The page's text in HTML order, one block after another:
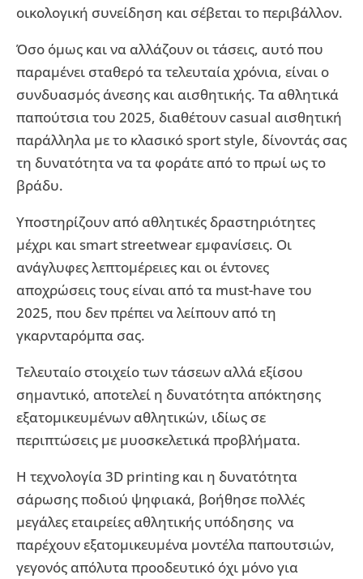
οικολογική συνείδηση και σέβεται το περιβάλλον.
Όσο όμως και να αλλάζουν οι τάσεις, αυτό που
παραμένει σταθερό τα τελευταία χρόνια, είναι ο
συνδυασμός άνεσης και αισθητικής. Τα αθλητικά
παπούτσια του 2025, διαθέτουν casual αισθητική
παράλληλα με το κλασικό sport style, δίνοντάς σας
τη δυνατότητα να τα φοράτε από το πρωί ως το
βράδυ.
Υποστηρίζουν από αθλητικές δραστηριότητες
μέχρι και smart streetwear εμφανίσεις. Οι
ανάγλυφες λεπτομέρειες και οι έντονες
αποχρώσεις τους είναι από τα must-have του
2025, που δεν πρέπει να λείπουν από τη
γκαρνταρόμπα σας.
Τελευταίο στοιχείο των τάσεων αλλά εξίσου
σημαντικό, αποτελεί η δυνατότητα απόκτησης
εξατομικευμένων αθλητικών, ιδίως σε
περιπτώσεις με μυοσκελετικά προβλήματα.
Η τεχνολογία 3D printing και η δυνατότητα
σάρωσης ποδιού ψηφιακά, βοήθησε πολλές
μεγάλες εταιρείες αθλητικής υπόδησης να
παρέχουν εξατομικευμένα μοντέλα παπουτσιών,
γεγονός απόλυτα προοδευτικό όχι μόνο για